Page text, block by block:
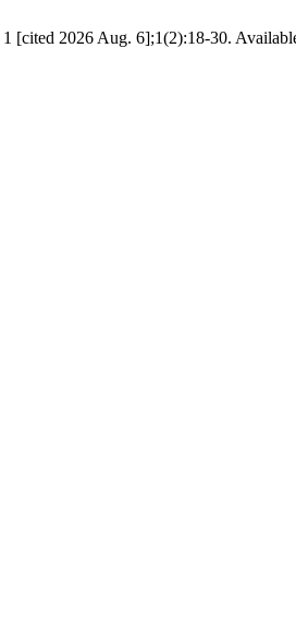
[cited 2026 Aug. 6];1(2):18-30.